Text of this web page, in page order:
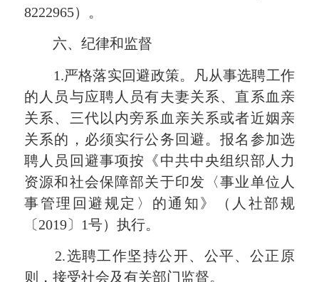
8222965）。
六、纪律和监督
1.严格落实回避政策。凡从事选聘工作
的人员与应聘人员有夫妻关系、直系血亲
关系、三代以内旁系血亲关系或者近姻亲
关系的，必须实行公务回避。报名参加选
聘人员回避事项按《中共中央组织部人力
资源和社会保障部关于印发〈事业单位人
事管理回避规定〉的通知》（人社部规
〔2019〕1号）执行。
2.选聘工作坚持公开、公平、公正原
则，接受社会及有关部门监督。